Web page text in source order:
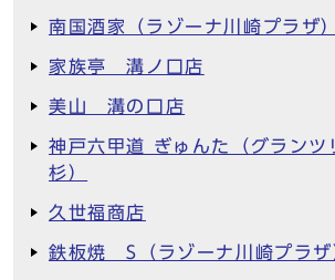
南国酒家（ラゾーナ川崎プラザ）
家族亭 溝ノ口店
美山 溝の口店
神戸六甲道 ぎゅんた（グランツ
杉）
久世福商店
鉄板焼 S（ラゾーナ川崎プラザ